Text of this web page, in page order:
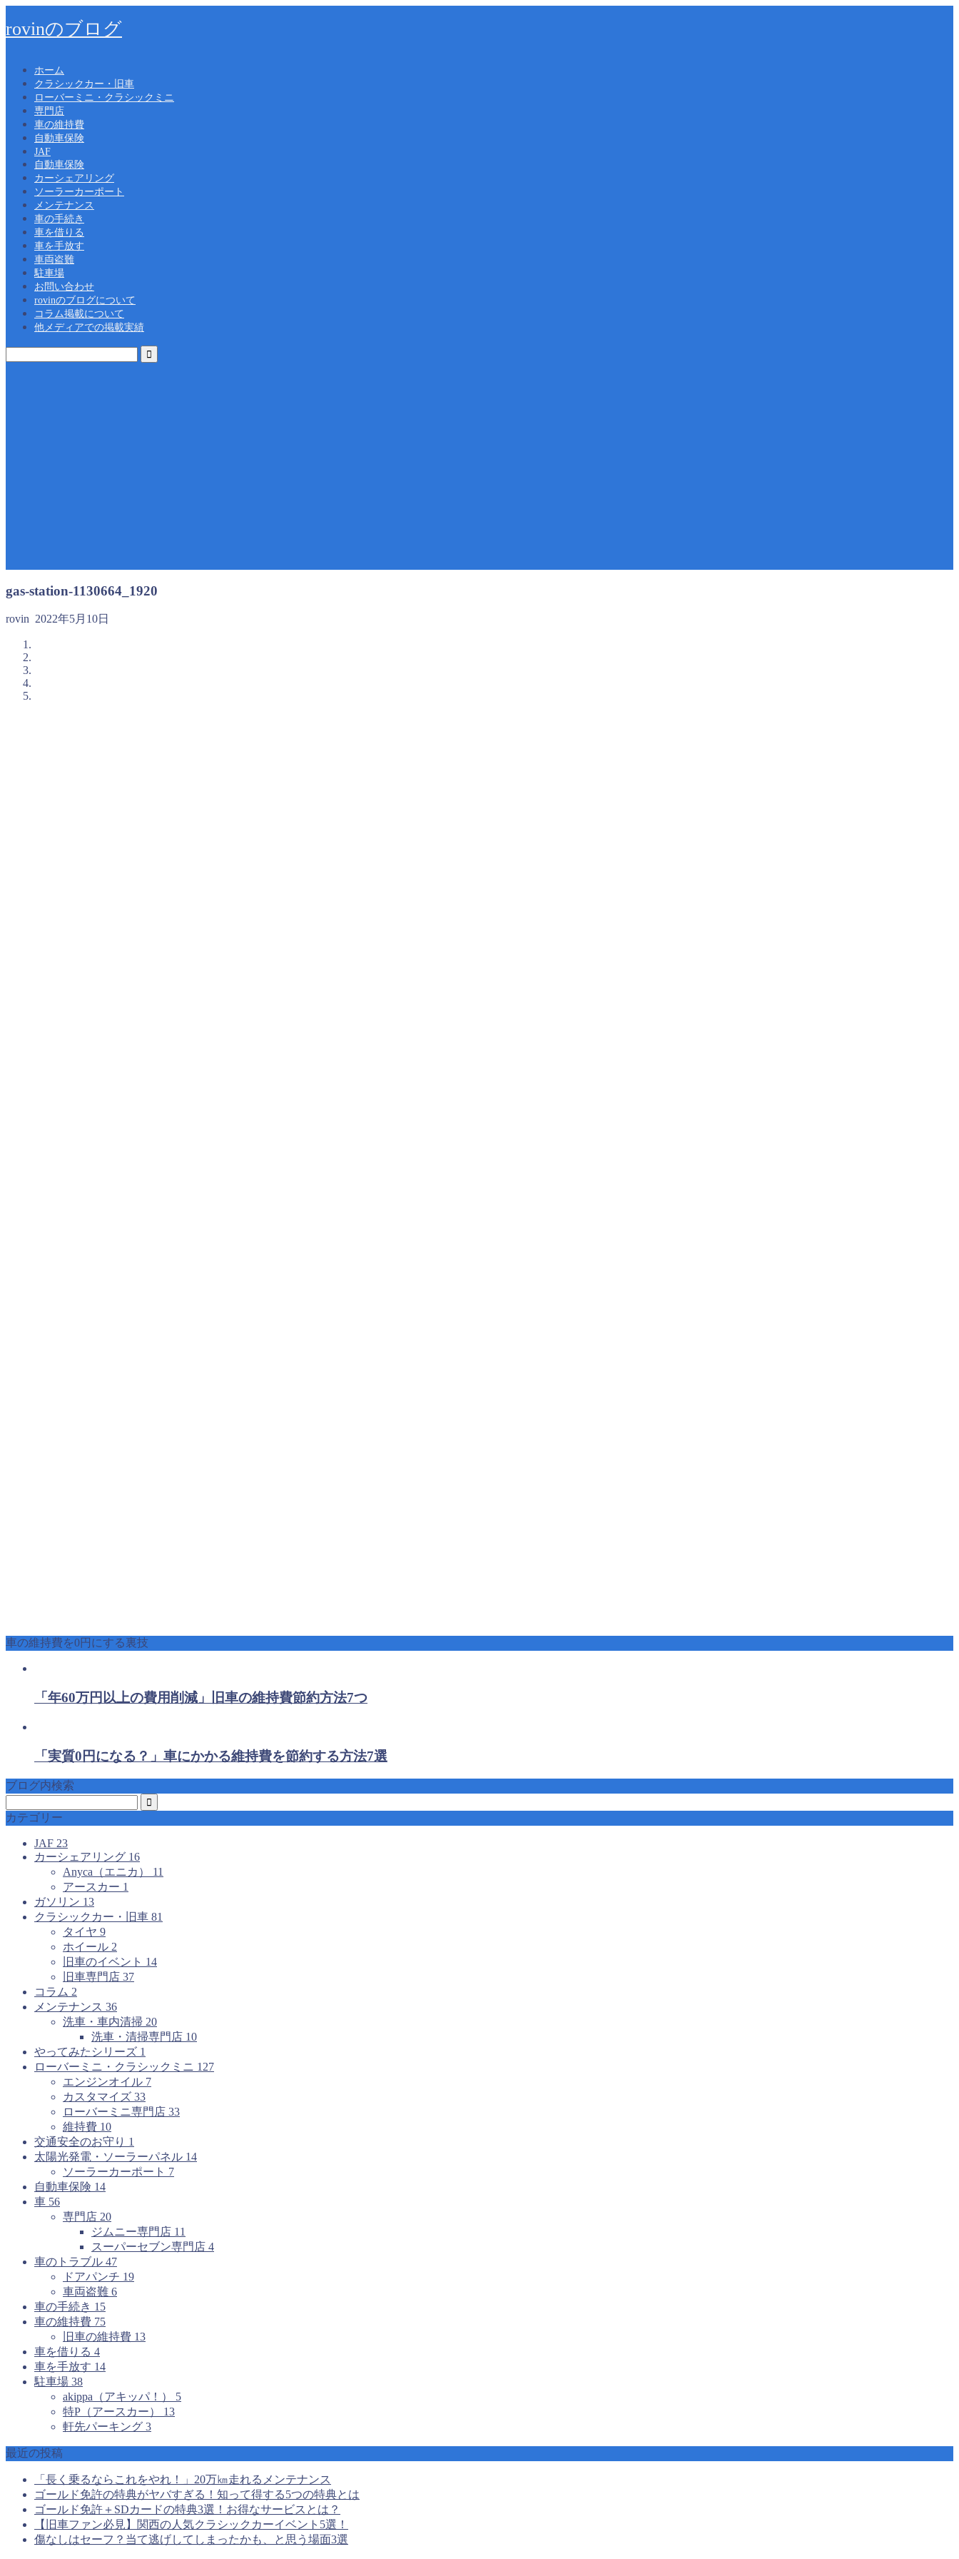
rovinのブログ
ホーム
クラシックカー・旧車
ローバーミニ・クラシックミニ
専門店
車の維持費
自動車保険
JAF
自動車保険
カーシェアリング
ソーラーカーポート
メンテナンス
車の手続き
車を借りる
車を手放す
車両盗難
駐車場
お問い合わせ
rovinのブログについて
コラム掲載について
他メディアでの掲載実績
gas-station-1130664_1920
rovin 2022年5月10日
車の維持費を0円にする裏技
「年60万円以上の費用削減」旧車の維持費節約方法7つ
「実質0円になる？」車にかかる維持費を節約する方法7選
ブログ内検索
カテゴリー
JAF 23
カーシェアリング 16
Anyca（エニカ） 11
アースカー 1
ガソリン 13
クラシックカー・旧車 81
タイヤ 9
ホイール 2
旧車のイベント 14
旧車専門店 37
コラム 2
メンテナンス 36
洗車・車内清掃 20
洗車・清掃専門店 10
やってみたシリーズ 1
ローバーミニ・クラシックミニ 127
エンジンオイル 7
カスタマイズ 33
ローバーミニ専門店 33
維持費 10
交通安全のお守り 1
太陽光発電・ソーラーパネル 14
ソーラーカーポート 7
自動車保険 14
車 56
専門店 20
ジムニー専門店 11
スーパーセブン専門店 4
車のトラブル 47
ドアパンチ 19
車両盗難 6
車の手続き 15
車の維持費 75
旧車の維持費 13
車を借りる 4
車を手放す 14
駐車場 38
akippa（アキッパ！） 5
特P（アースカー） 13
軒先パーキング 3
最近の投稿
「長く乗るならこれをやれ！」20万㎞走れるメンテナンス
ゴールド免許の特典がヤバすぎる！知って得する5つの特典とは
ゴールド免許＋SDカードの特典3選！お得なサービスとは？
【旧車ファン必見】関西の人気クラシックカーイベント5選！
傷なしはセーフ？当て逃げしてしまったかも、と思う場面3選